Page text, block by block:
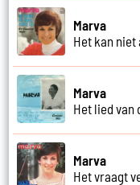
Marva
Het kan niet
Marva
Het lied van
Marva
Het vraagt